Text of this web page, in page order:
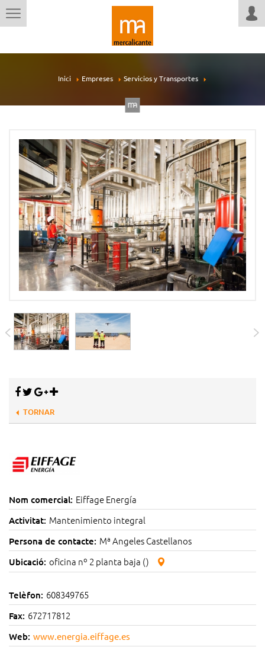
Inici Empreses Servicios y Transportes
TORNAR
Nom comercial: Eiffage Energía
Activitat: Mantenimiento integral
Persona de contacte: Mª Angeles Castellanos
Ubicació: oficina nº 2 planta baja ()
Telèfon: 608349765
Fax: 672717812
Web: www.energia.eiffage.es